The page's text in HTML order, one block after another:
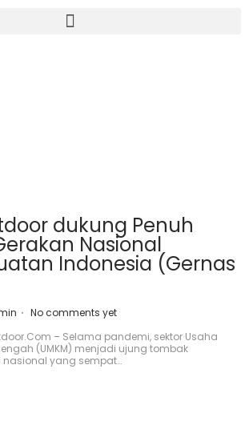
dukung Penuh
Nasional
Indonesia (Gernas
. No comments yet
– Selama pandemi, sektor Usaha
(UMKM) menjadi ujung tombak
nasional yang sempat…